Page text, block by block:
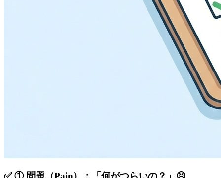
✅ ① 問題（Pain）：「何がつらいの？」😣